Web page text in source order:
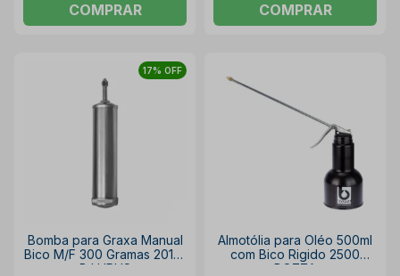
COMPRAR COMPRAR
17% OFF
Bomba para Graxa Manual
Bico M/F 300 Gramas 2015-
B LUPUS
Almotólia para Oléo 500ml
com Bico Rigido 2500
BOZZA